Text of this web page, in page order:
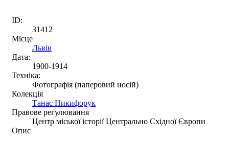
ID:
31412
Місце
Львів
Дата:
1900-1914
Техніка:
Фотографія (паперовий носій)
Колекція
Танас Никифорук
Правове регулювання
Центр міської історії Центрально Східної Європи
Опис